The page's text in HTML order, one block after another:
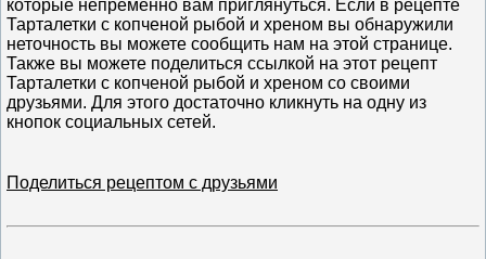
которые непременно вам приглянуться. Если в рецепте
Тарталетки с копченой рыбой и хреном вы обнаружили
неточность вы можете сообщить нам на этой странице.
Также вы можете поделиться ссылкой на этот рецепт
Тарталетки с копченой рыбой и хреном со своими
друзьями. Для этого достаточно кликнуть на одну из
кнопок социальных сетей.
Поделиться рецептом с друзьями